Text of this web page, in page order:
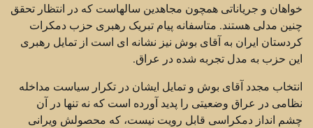
خواهان و جریاناتی همچون مجاهدین سالهاست که در انتظار تحقق
چنین مدلی هستند. متاسفانه پیام تبریک رهبری حزب دمکرات
کردستان ایران به آقای بوش نیز نشانه ای است از تمایل رهبری
این حزب به مدل تجربه شده در عراق.
انتخاب مجدد آقای بوش و تمایل ایشان در تکرار سیاست مداخله
نظامی در عراق وضعیتی را پدید آورده است که نه تنها در آن
چشم انداز دمکراسی قابل رویت نیست، که محصولش ویرانی